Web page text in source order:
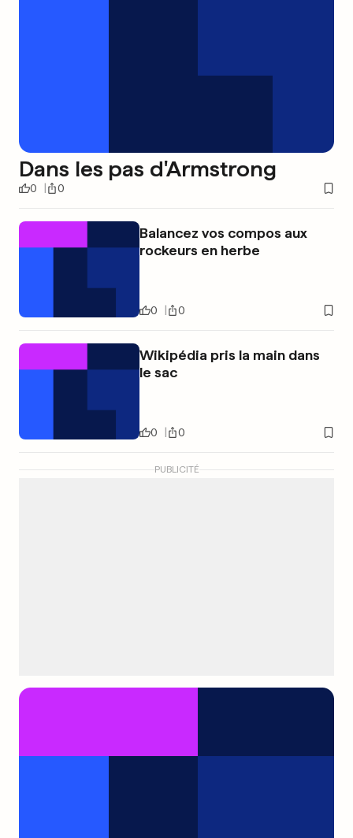
Dans les pas d'Armstrong
0 0
Balancez vos compos aux
rockeurs en herbe
0 0
Wikipédia pris la main dans
le sac
0 0
PUBLICITÉ